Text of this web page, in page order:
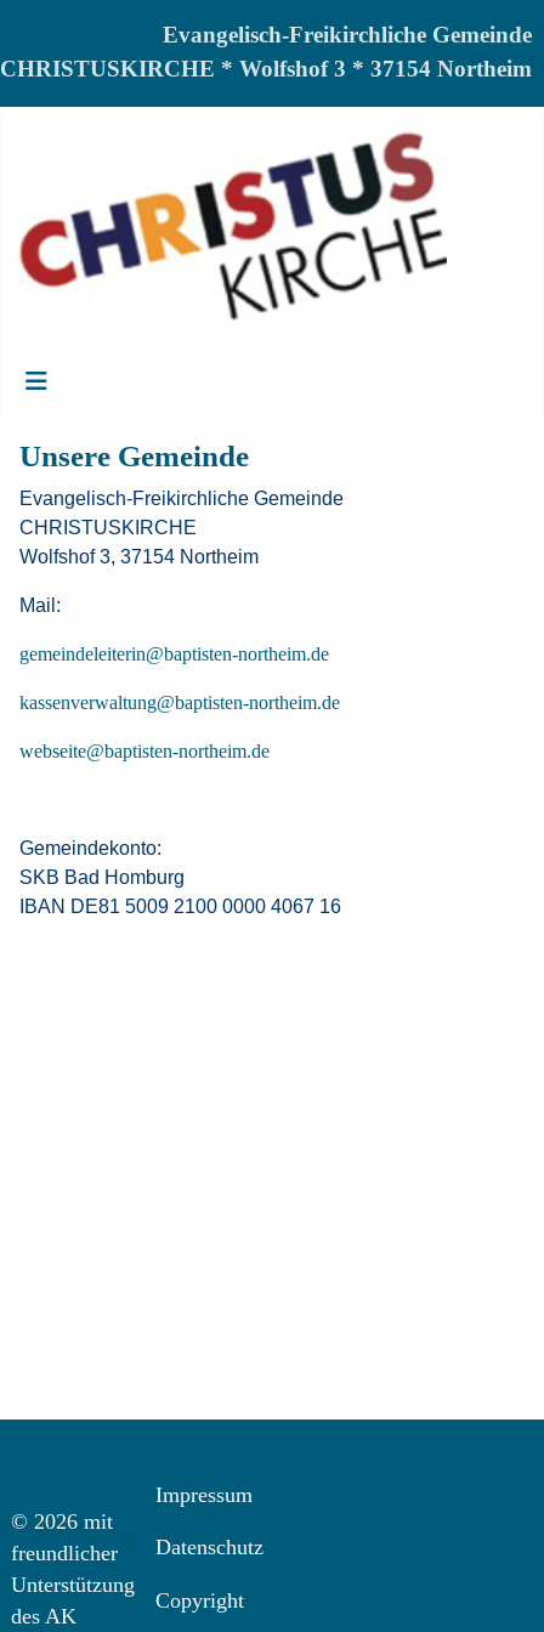
Evangelisch-Freikirchliche Gemeinde
CHRISTUSKIRCHE * Wolfshof 3 * 37154 Northeim
Unsere Gemeinde
Evangelisch-Freikirchliche Gemeinde
CHRISTUSKIRCHE
Wolfshof 3, 37154 Northeim
Mail:
gemeindeleiterin@baptisten-northeim.de
kassenverwaltung@baptisten-northeim.de
webseite@baptisten-northeim.de
Gemeindekonto:
SKB Bad Homburg
IBAN DE81 5009 2100 0000 4067 16
© 2026 mit
freundlicher
Unterstützung
des AK
Impressum
Datenschutz
Copyright